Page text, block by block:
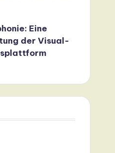
Eine
der Visual-